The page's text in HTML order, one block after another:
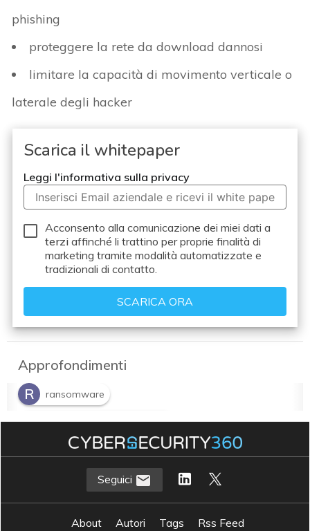
phishing
proteggere la rete da download dannosi
limitare la capacità di movimento verticale o
laterale degli hacker
Scarica il whitepaper
Leggi l'informativa sulla privacy
Acconsento alla comunicazione dei miei dati a
terzi affinché li trattino per proprie finalità di
marketing tramite modalità automatizzate e
tradizionali di contatto.
Approfondimenti
R
ransomware
R Ransomware-as-a-Service
sicurezza di rete
Sicurezza informatica
Seguici
About Autori Tags
Rss Feed